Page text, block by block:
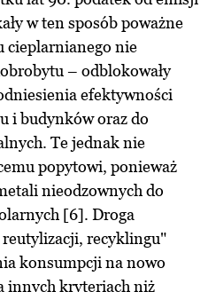
w ten sposób poważne
cieplarnianego nie
– odblokowały
efektywności
i budynków oraz do
Te jednak nie
popytowi, ponieważ
nieodzownych do
[6]. Droga
reutylizacji, recyklingu"
konsumpcji na nowo
innych kryteriach niż